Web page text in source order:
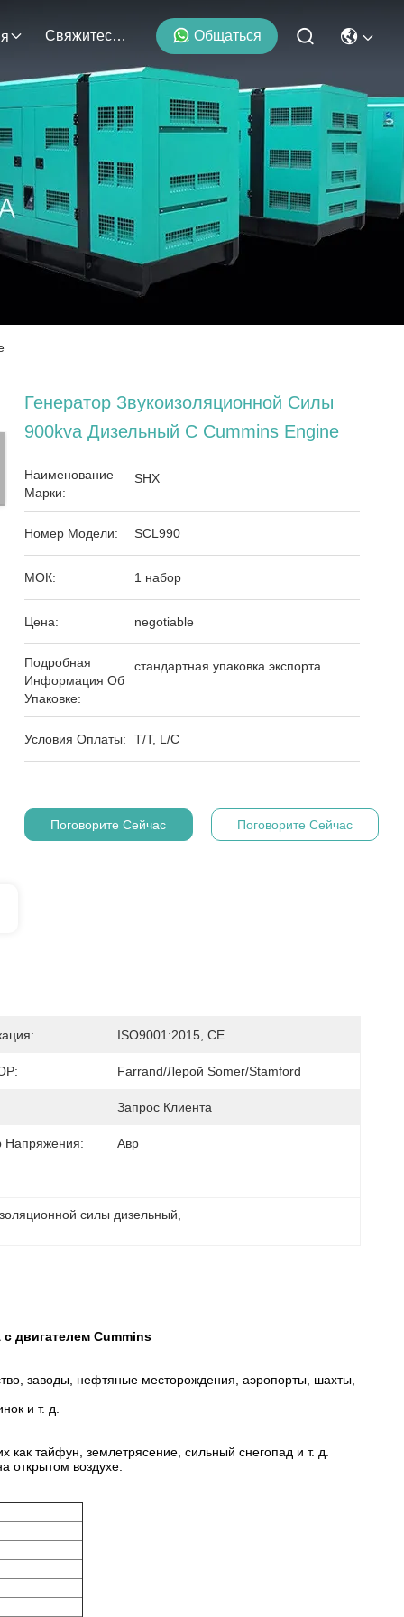
Свяжитесь С Нами Общаться
Генератор Звукоизоляционной Силы
900kva Дизельный С Cummins Engine
Наименование
Марки:
SHX
Номер Модели: SCL990
МОК: 1 набор
Цена: negotiable
Подробная
Информация Об
Упаковке:
стандартная упаковка экспорта
Условия Оплаты: T/T, L/C
Поговорите Сейчас Поговорите Сейчас
ISO9001:2015, CE
Farrand/Лерой Somer/Stamford
Запрос Клиента
Напряжения: Авр
силы дизельный
двигателем Cummins
заводы, нефтяные месторождения, аэропорты, шахты,
и т. д.
как тайфун, землетрясение, сильный снегопад и т. д.
открытом воздухе.